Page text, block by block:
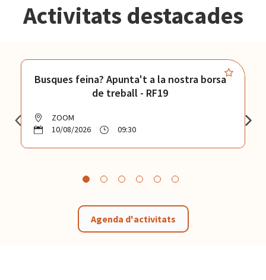
Activitats destacades
Busques feina? Apunta't a la nostra borsa
de treball - RF19
ZOOM
10/08/2026
09:30
Agenda d'activitats